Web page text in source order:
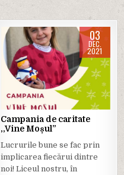
03
DEC.
2021
Posted
in
Campania de caritate
,,Vine Moșul”
Lucrurile bune se fac prin
implicarea fiecărui dintre
noi! Liceul nostru, în